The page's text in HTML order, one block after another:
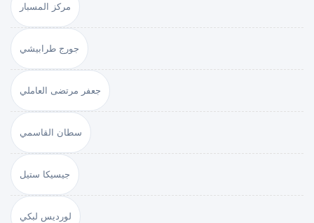
مركز المسبار
جورج طرابيشي
جعفر مرتضى العاملي
سطان القاسمي
جيسيكا ستيل
لورديس لبكي